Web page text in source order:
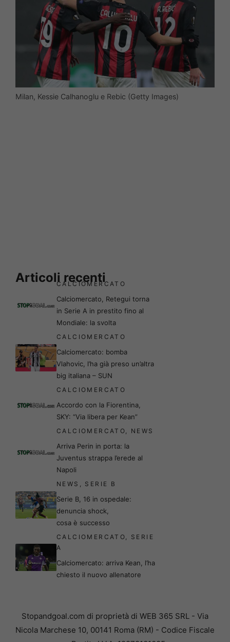
Milan, Kessie Calhanoglu e Rebic (Getty Images)
Articoli recenti
CALCIOMERCATO
Calciomercato, Retegui torna
in Serie A in prestito fino al
Mondiale: la svolta
CALCIOMERCATO
Calciomercato: bomba
Vlahovic, l’ha già preso un’altra
big italiana – SUN
CALCIOMERCATO
Accordo con la Fiorentina,
SKY: “Via libera per Kean”
CALCIOMERCATO, NEWS
Arriva Perin in porta: la
Juventus strappa l’erede al
Napoli
NEWS , SERIE B
Serie B, 16 in ospedale:
denuncia shock,
cosa è successo
CALCIOMERCATO, SERIE
A
Calciomercato: arriva Kean, l’ha
chiesto il nuovo allenatore
Stopandgoal.com di proprietà di WEB 365 SRL - Via
Nicola Marchese 10, 00141 Roma (RM) - Codice Fiscale